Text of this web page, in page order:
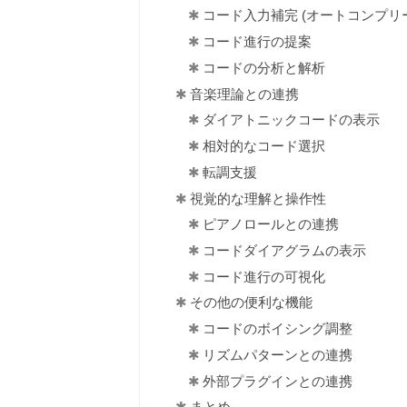
コード入力補完 (オートコンプリ
コード進行の提案
コードの分析と解析
音楽理論との連携
ダイアトニックコードの表示
相対的なコード選択
転調支援
視覚的な理解と操作性
ピアノロールとの連携
コードダイアグラムの表示
コード進行の可視化
その他の便利な機能
コードのボイシング調整
リズムパターンとの連携
外部プラグインとの連携